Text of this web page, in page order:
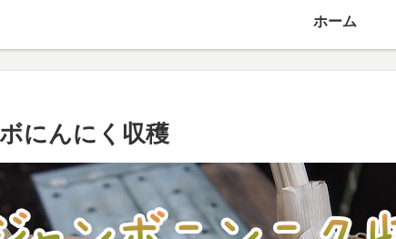
ホーム
にんにく収穫